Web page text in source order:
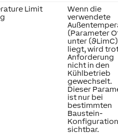
Limit
Wenn die
verwendete
(Parameter
unter (ϑLimC)
liegt, wird
Anforderung
nicht in den
Kühlbetrieb
gewechselt.
Dieser
ist nur bei
bestimmten
Baustein-
sichtbar.